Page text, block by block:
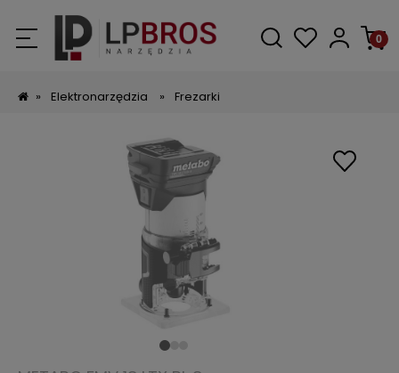
» Elektronarzędzia » Frezarki